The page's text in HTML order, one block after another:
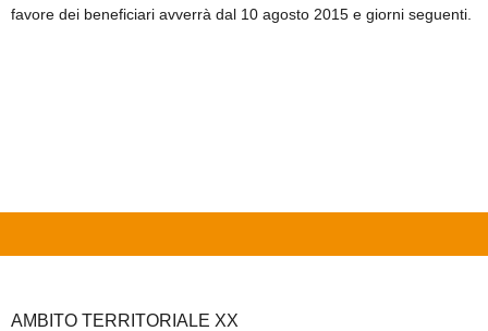
favore dei beneficiari avverrà dal 10 agosto 2015 e giorni seguenti.
AMBITO TERRITORIALE XX